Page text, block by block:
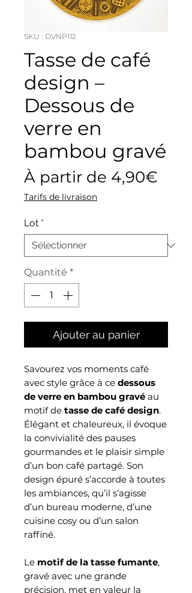
SKU : DVNP112
Tasse de café
design –
Dessous de
verre en
bambou gravé
À partir de 4,90€
Tarifs de livraison
Lot *
Quantité *
Ajouter au panier
Savourez vos moments café
avec style grâce à ce dessous
de verre en bambou gravé au
motif de tasse de café design.
Élégant et chaleureux, il évoque
la convivialité des pauses
gourmandes et le plaisir simple
d’un bon café partagé. Son
design épuré s’accorde à toutes
les ambiances, qu’il s’agisse
d’un bureau moderne, d’une
cuisine cosy ou d’un salon
raffiné.
Le motif de la tasse fumante,
gravé avec une grande
précision, met en valeur la